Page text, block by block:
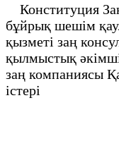
Конституция
бұйрық шешім
қызметі заң
қылмыстық
заң компаниясы
істері